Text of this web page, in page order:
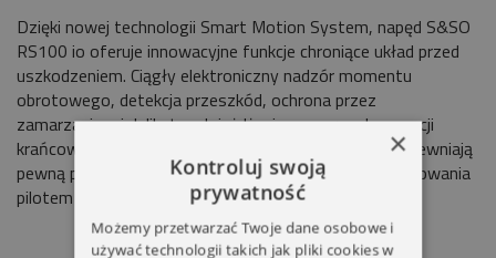
Dzięki nowej technologii Smart Motion System, napęd S&SO
RS100 io oferuje innowacyjne funkcje chroniące układ przed
uszkodzeniem. Ciągły elektroniczny nadzór momentu
obrotowego, detekcja przeszkód, ochrona przez
zamarzaniem i delikatne dojeżdżanie pancerza do pozycji
krańcowych przedłużają żywotność instalacji oraz zapewniają
pewną pracę napędu w każdej sytuacji. Możliwość sterowania
pilotem i przełącznikiem przewodowym.
×
Kontroluj swoją
prywatność
Możemy przetwarzać Twoje dane osobowe i
używać technologii takich jak pliki cookies w